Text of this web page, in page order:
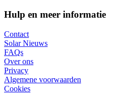
Hulp en meer informatie
Contact
Solar Nieuws
FAQs
Over ons
Privacy
Algemene voorwaarden
Cookies